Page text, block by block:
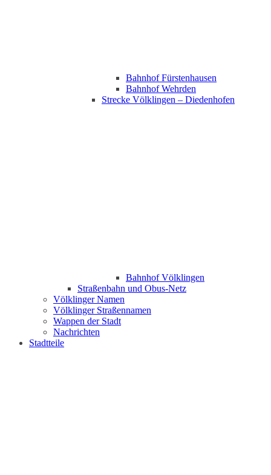
Bahnhof Fürstenhausen
Bahnhof Wehrden
Strecke Völklingen – Diedenhofen
Bahnhof Völklingen
Straßenbahn und Obus-Netz
Völklinger Namen
Völklinger Straßennamen
Wappen der Stadt
Nachrichten
Stadtteile